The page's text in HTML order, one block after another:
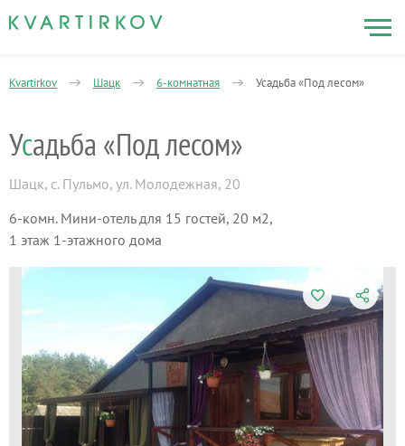
Kvartirkov Шацк 6-комнатная Усадьба «Под лесом»
Усадьба «Под лесом»
Шацк, с. Пульмо, ул. Молодежная, 20
6-комн. Мини-отель для 15 гостей, 20 м2,
1 этаж 1-этажного дома